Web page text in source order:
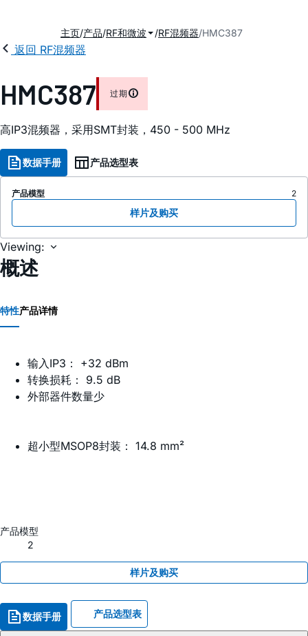
主页 产品 RF和微波 RF混频器 HMC387
返回 RF混频器
HMC387 过期
高IP3混频器，采用SMT封装，450 - 500 MHz
数据手册 产品选型表
产品模型 2
样片及购买
Viewing:
概述
特性产品详情
输入IP3： +32 dBm
转换损耗： 9.5 dB
外部器件数量少
超小型MSOP8封装： 14.8 mm²
产品模型
2
样片及购买
数据手册 产品选型表